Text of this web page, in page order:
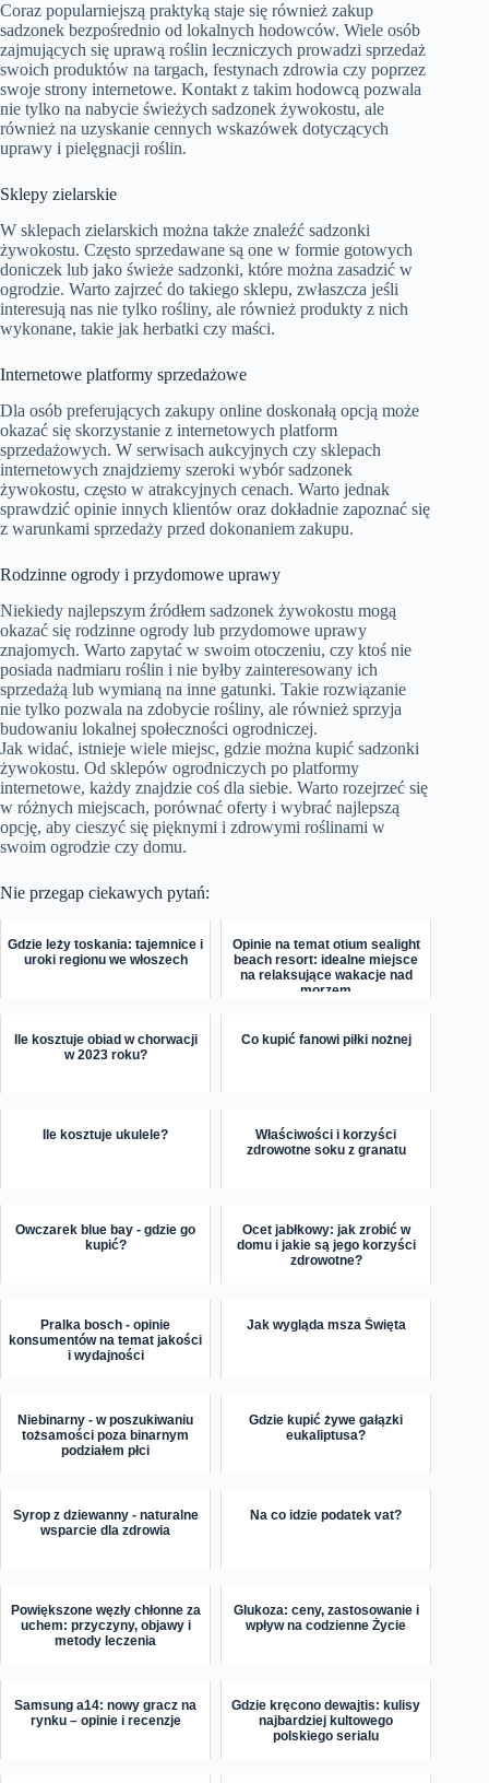
Coraz popularniejszą praktyką staje się również zakup
sadzonek bezpośrednio od lokalnych hodowców. Wiele osób
zajmujących się uprawą roślin leczniczych prowadzi sprzedaż
swoich produktów na targach, festynach zdrowia czy poprzez
swoje strony internetowe. Kontakt z takim hodowcą pozwala
nie tylko na nabycie świeżych sadzonek żywokostu, ale
również na uzyskanie cennych wskazówek dotyczących
uprawy i pielęgnacji roślin.
Sklepy zielarskie
W sklepach zielarskich można także znaleźć sadzonki
żywokostu. Często sprzedawane są one w formie gotowych
doniczek lub jako świeże sadzonki, które można zasadzić w
ogrodzie. Warto zajrzeć do takiego sklepu, zwłaszcza jeśli
interesują nas nie tylko rośliny, ale również produkty z nich
wykonane, takie jak herbatki czy maści.
Internetowe platformy sprzedażowe
Dla osób preferujących zakupy online doskonałą opcją może
okazać się skorzystanie z internetowych platform
sprzedażowych. W serwisach aukcyjnych czy sklepach
internetowych znajdziemy szeroki wybór sadzonek
żywokostu, często w atrakcyjnych cenach. Warto jednak
sprawdzić opinie innych klientów oraz dokładnie zapoznać się
z warunkami sprzedaży przed dokonaniem zakupu.
Rodzinne ogrody i przydomowe uprawy
Niekiedy najlepszym źródłem sadzonek żywokostu mogą
okazać się rodzinne ogrody lub przydomowe uprawy
znajomych. Warto zapytać w swoim otoczeniu, czy ktoś nie
posiada nadmiaru roślin i nie byłby zainteresowany ich
sprzedażą lub wymianą na inne gatunki. Takie rozwiązanie
nie tylko pozwala na zdobycie rośliny, ale również sprzyja
budowaniu lokalnej społeczności ogrodniczej.
Jak widać, istnieje wiele miejsc, gdzie można kupić sadzonki
żywokostu. Od sklepów ogrodniczych po platformy
internetowe, każdy znajdzie coś dla siebie. Warto rozejrzeć się
w różnych miejscach, porównać oferty i wybrać najlepszą
opcję, aby cieszyć się pięknymi i zdrowymi roślinami w
swoim ogrodzie czy domu.
Nie przegap ciekawych pytań:
Gdzie leży toskania: tajemnice i
uroki regionu we włoszech
Opinie na temat otium sealight
beach resort: idealne miejsce
na relaksujące wakacje nad
morzem
Ile kosztuje obiad w chorwacji
w 2023 roku?
Co kupić fanowi piłki nożnej
Ile kosztuje ukulele?
Właściwości i korzyści
zdrowotne soku z granatu
Owczarek blue bay - gdzie go
kupić?
Ocet jabłkowy: jak zrobić w
domu i jakie są jego korzyści
zdrowotne?
Pralka bosch - opinie
konsumentów na temat jakości
i wydajności
Jak wygląda msza Święta
Niebinarny - w poszukiwaniu
tożsamości poza binarnym
podziałem płci
Gdzie kupić żywe gałązki
eukaliptusa?
Syrop z dziewanny - naturalne
wsparcie dla zdrowia
Na co idzie podatek vat?
Powiększone węzły chłonne za
uchem: przyczyny, objawy i
metody leczenia
Glukoza: ceny, zastosowanie i
wpływ na codzienne Życie
Samsung a14: nowy gracz na
rynku – opinie i recenzje
Gdzie kręcono dewajtis: kulisy
najbardziej kultowego
polskiego serialu